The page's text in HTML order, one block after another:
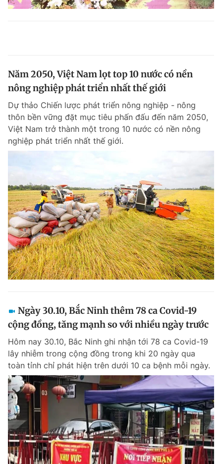
Năm 2050, Việt Nam lọt top 10 nước có nền
nông nghiệp phát triển nhất thế giới
Dự thảo Chiến lược phát triển nông nghiệp - nông
thôn bền vững đặt mục tiêu phấn đấu đến năm 2050,
Việt Nam trở thành một trong 10 nước có nền nông
nghiệp phát triển nhất thế giới.
Ngày 30.10, Bắc Ninh thêm 78 ca Covid-19
cộng đồng, tăng mạnh so với nhiều ngày trước
Hôm nay 30.10, Bắc Ninh ghi nhận tới 78 ca Covid-19
lây nhiễm trong cộng đồng trong khi 20 ngày qua
toàn tỉnh chỉ phát hiện trên dưới 10 ca bệnh mỗi ngày.